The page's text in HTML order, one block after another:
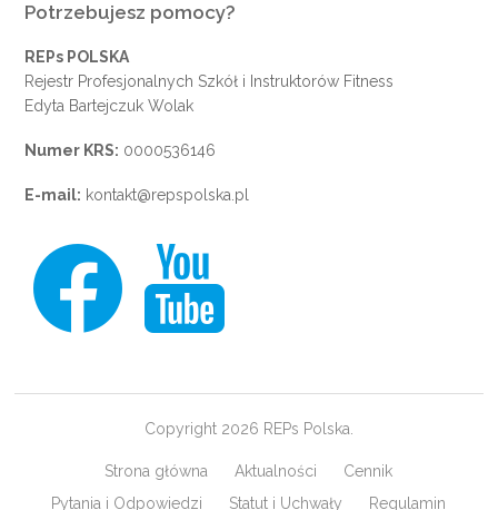
Potrzebujesz pomocy?
REPs POLSKA
Rejestr Profesjonalnych Szkół i Instruktorów Fitness
Edyta Bartejczuk Wolak
Numer KRS: 0000536146
E-mail: kontakt@repspolska.pl
Copyright 2026 REPs Polska.
Strona główna Aktualności
Cennik
Pytania i Odpowiedzi
Statut i Uchwały Regulamin